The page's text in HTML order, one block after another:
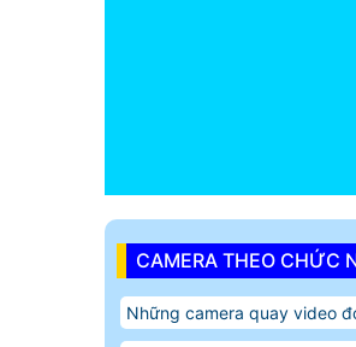
CAMERA THEO CHỨC
Những camera quay video